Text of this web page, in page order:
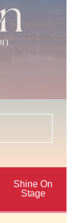
Shine On
Stage